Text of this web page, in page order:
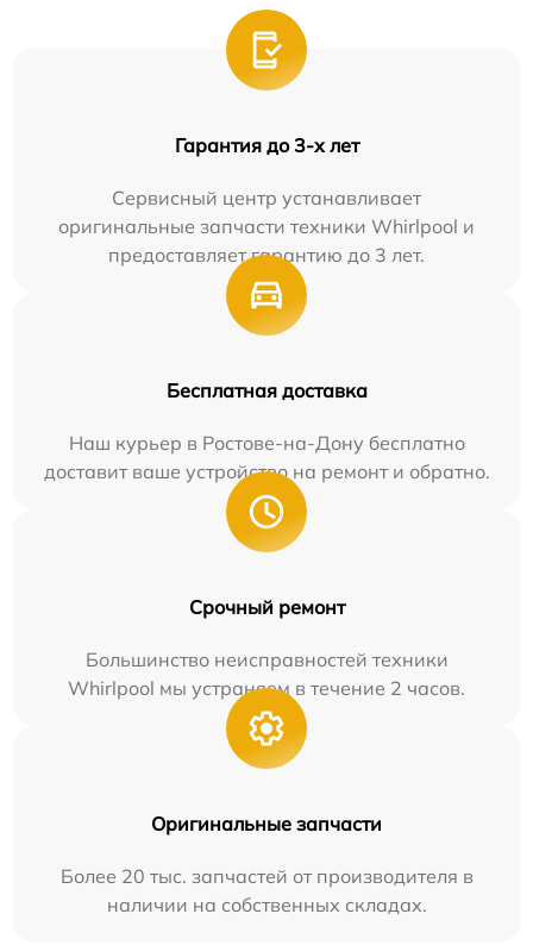
Гарантия до 3-х лет
Сервисный центр устанавливает
оригинальные запчасти техники Whirlpool и
предоставляет гарантию до 3 лет.
Бесплатная доставка
Наш курьер в Ростове-на-Дону бесплатно
доставит ваше устройство на ремонт и обратно.
Срочный ремонт
Большинство неисправностей техники
Whirlpool мы устраняем в течение 2 часов.
Оригинальные запчасти
Более 20 тыс. запчастей от производителя в
наличии на собственных складах.